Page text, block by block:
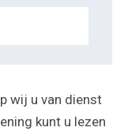
wij u van dienst
kunt u lezen